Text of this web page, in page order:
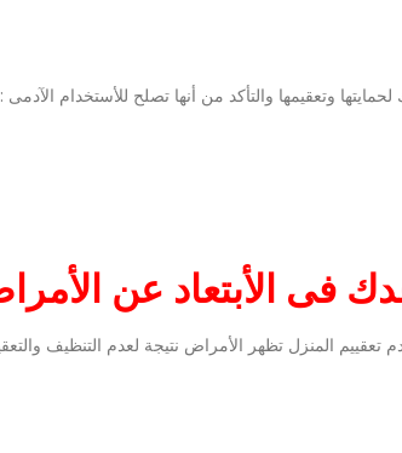
وتعقيمها والتأكد من أنها تصلح للأستخدام الآدمى :
فى الأبتعاد عن
تعقييم المنزل تظهر الأمراض نتيجة لعدم التنظيف